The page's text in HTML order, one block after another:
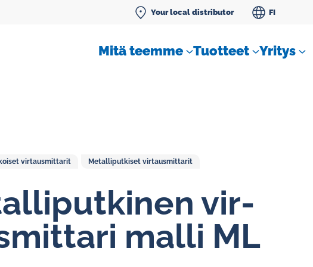
Your local distributor FI
Mitä teemme Tuotteet
Vakiovirtaussäätimet kaasuille
Yritys
virtausmittarit Metalliputkiset virtausmittarit
vir­
malli ML